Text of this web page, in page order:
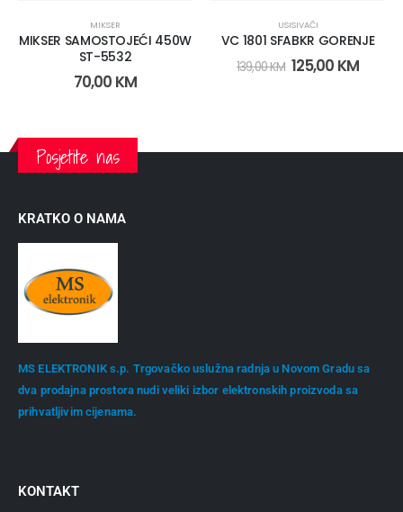
MIKSER
MIKSER SAMOSTOJEĆI 450W
ST-5532
70,00 KM
USISIVAČI
VC 1801 SFABKR GORENJE
139,00KM 125,00 KM
Posjetite nas
KRATKO O NAMA
MS ELEKTRONIK s.p. Trgovačko uslužna radnja u Novom Gradu sa
dva prodajna prostora nudi veliki izbor elektronskih proizvoda sa
prihvatljivim cijenama.
KONTAKT